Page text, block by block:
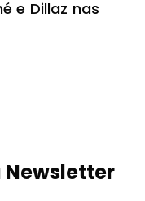
e Dillaz nas
Newsletter